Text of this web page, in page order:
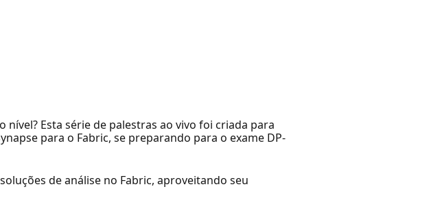
Esta série de palestras ao vivo foi criada para
para o Fabric, se preparando para o exame DP-
de análise no Fabric, aproveitando seu